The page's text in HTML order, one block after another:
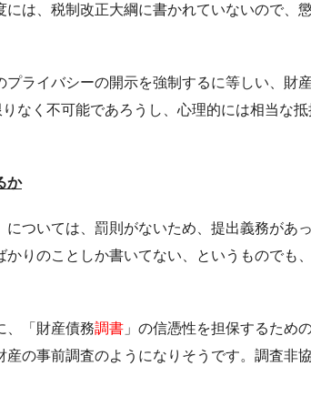
には、税制改正大綱に書かれていないので、
プライバシーの開示を強制するに等しい、財
なく不可能であろうし、心理的には相当な
か
については、罰則がないため、提出義務があ
かりのことしか書いてない、というものでも
、「財産債務調書 」の信憑性を担保するため
産の事前調査のようになりそうです。調査非